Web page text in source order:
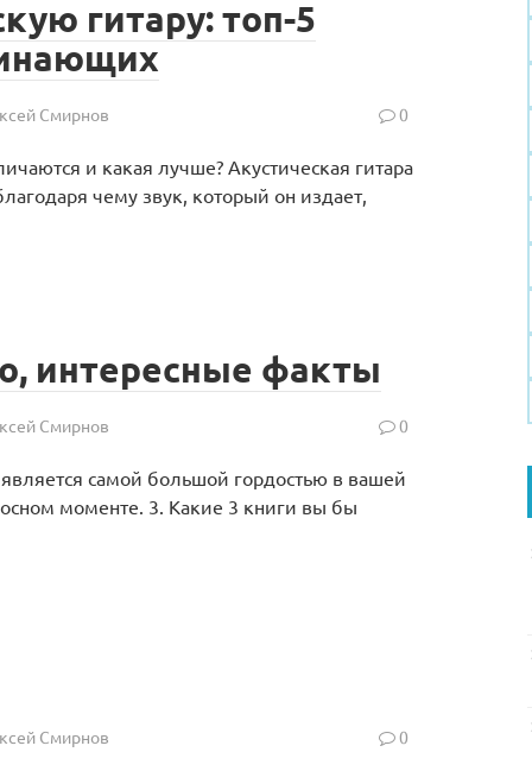
гитару: топ-5
Смирнов 0
и какая лучше? Акустическая гитара
чему звук, который он издает,
интересные факты
Смирнов 0
самой большой гордостью в вашей
моменте. 3. Какие 3 книги вы бы
Смирнов 0